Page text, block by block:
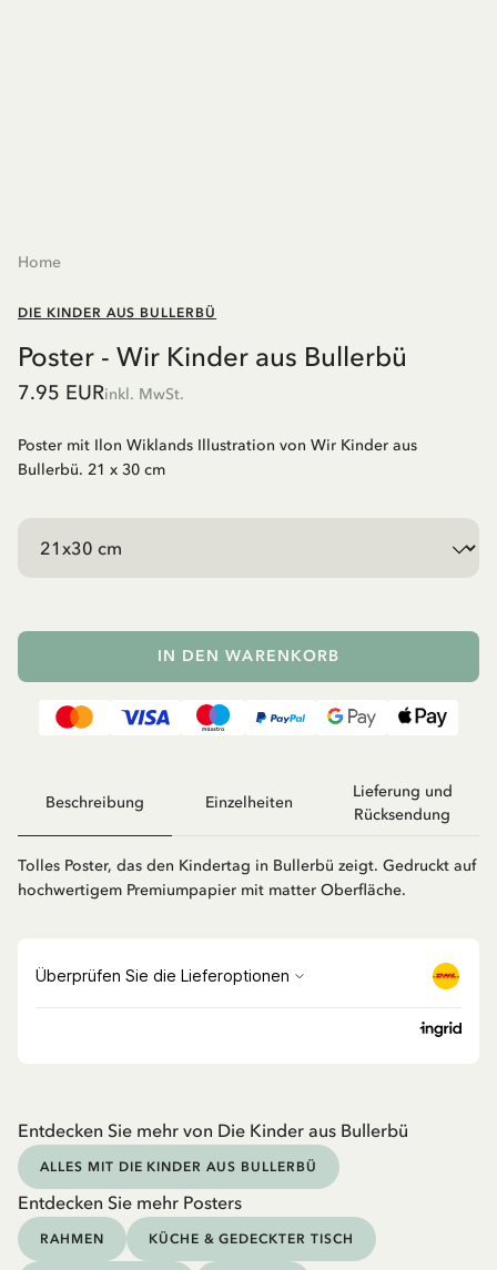
Home
DIE KINDER AUS BULLERBÜ
Poster - Wir Kinder aus Bullerbü
7.95 EURinkl. MwSt.
Poster mit Ilon Wiklands Illustration von Wir Kinder aus
Bullerbü. 21 x 30 cm
IN DEN WARENKORB
Beschreibung Einzelheiten
Lieferung und
Rücksendung
Tolles Poster, das den Kindertag in Bullerbü zeigt. Gedruckt auf
hochwertigem Premiumpapier mit matter Oberfläche.
Entdecken Sie mehr von Die Kinder aus Bullerbü
ALLES MIT DIE KINDER AUS BULLERBÜ
Entdecken Sie mehr Posters
RAHMEN KÜCHE & GEDECKTER TISCH